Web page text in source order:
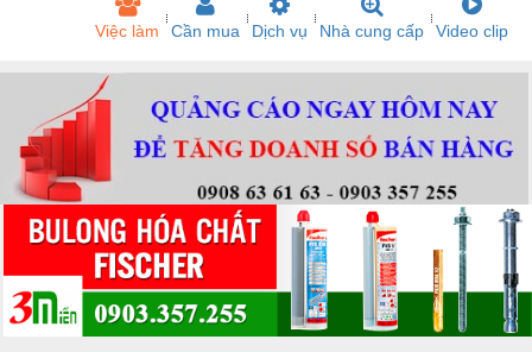
Việc làm Cần mua Dịch vụ Nhà cung cấp Video clip